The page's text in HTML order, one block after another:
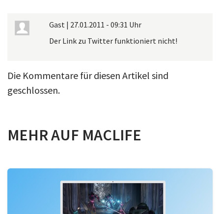
Gast | 27.01.2011 - 09:31 Uhr
Der Link zu Twitter funktioniert nicht!
Die Kommentare für diesen Artikel sind
geschlossen.
MEHR AUF MACLIFE